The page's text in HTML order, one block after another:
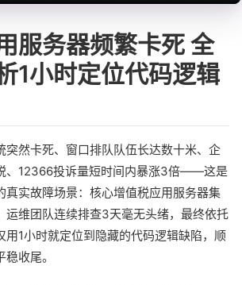
服务器频繁卡死 全
1小时定位代码逻辑
突然卡死、窗口排队队伍长达数十米、企
、12366投诉量短时间内暴涨3倍——这是
真实故障场景：核心增值税应用服务器集
运维团队连续排查3天毫无头绪，最终依托
用1小时就定位到隐藏的代码逻辑缺陷，顺
收尾。